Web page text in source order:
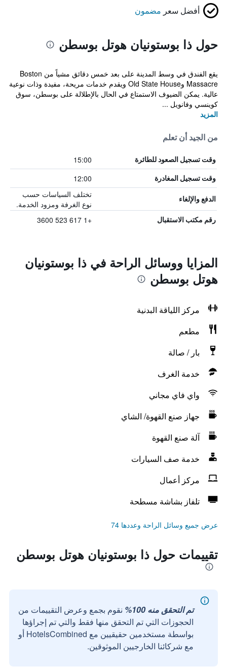
أفضل سعر مضمون
حول ذا بوستونيان هوتل بوسطن
يقع الفندق في وسط المدينة على بعد خمس دقائق مشياً من Boston
Massacre وOld State House ويقدم خدمات مريحة، مفيدة وذات نوعية
عالية. يمكن الضيوف الاستمتاع في الحال بالإطلالة على بوسطن، سوق
كوينسي وفانويل ...
المزيد
من الجيد أن تعلم
وقت تسجيل الصعود للطائرة 15:00
وقت تسجيل المغادرة 12:00
الدفع والإلغاء
تختلف السياسات حسب
نوع الغرفة ومزود الخدمة.
رقم مكتب الاستقبال +1 617 523 3600
المزايا ووسائل الراحة في ذا بوستونيان
هوتل بوسطن
مركز اللياقة البدنية
مطعم
بار / صالة
خدمة الغرف
واي فاي مجاني
جهاز صنع القهوة/ الشاي
آلة صنع القهوة
خدمة صف السيارات
مركز أعمال
تلفاز بشاشة مسطحة
عرض جميع وسائل الراحة وعددها 74
تقييمات حول ذا بوستونيان هوتل بوسطن
تم التحقق منه 100%
نقوم بجمع وعرض التقييمات من
الحجوزات التي تم التحقق منها فقط والتي تم إجراؤها
بواسطة مستخدمين حقيقيين مع HotelsCombined أو
مع شركائنا الخارجيين الموثوقين.